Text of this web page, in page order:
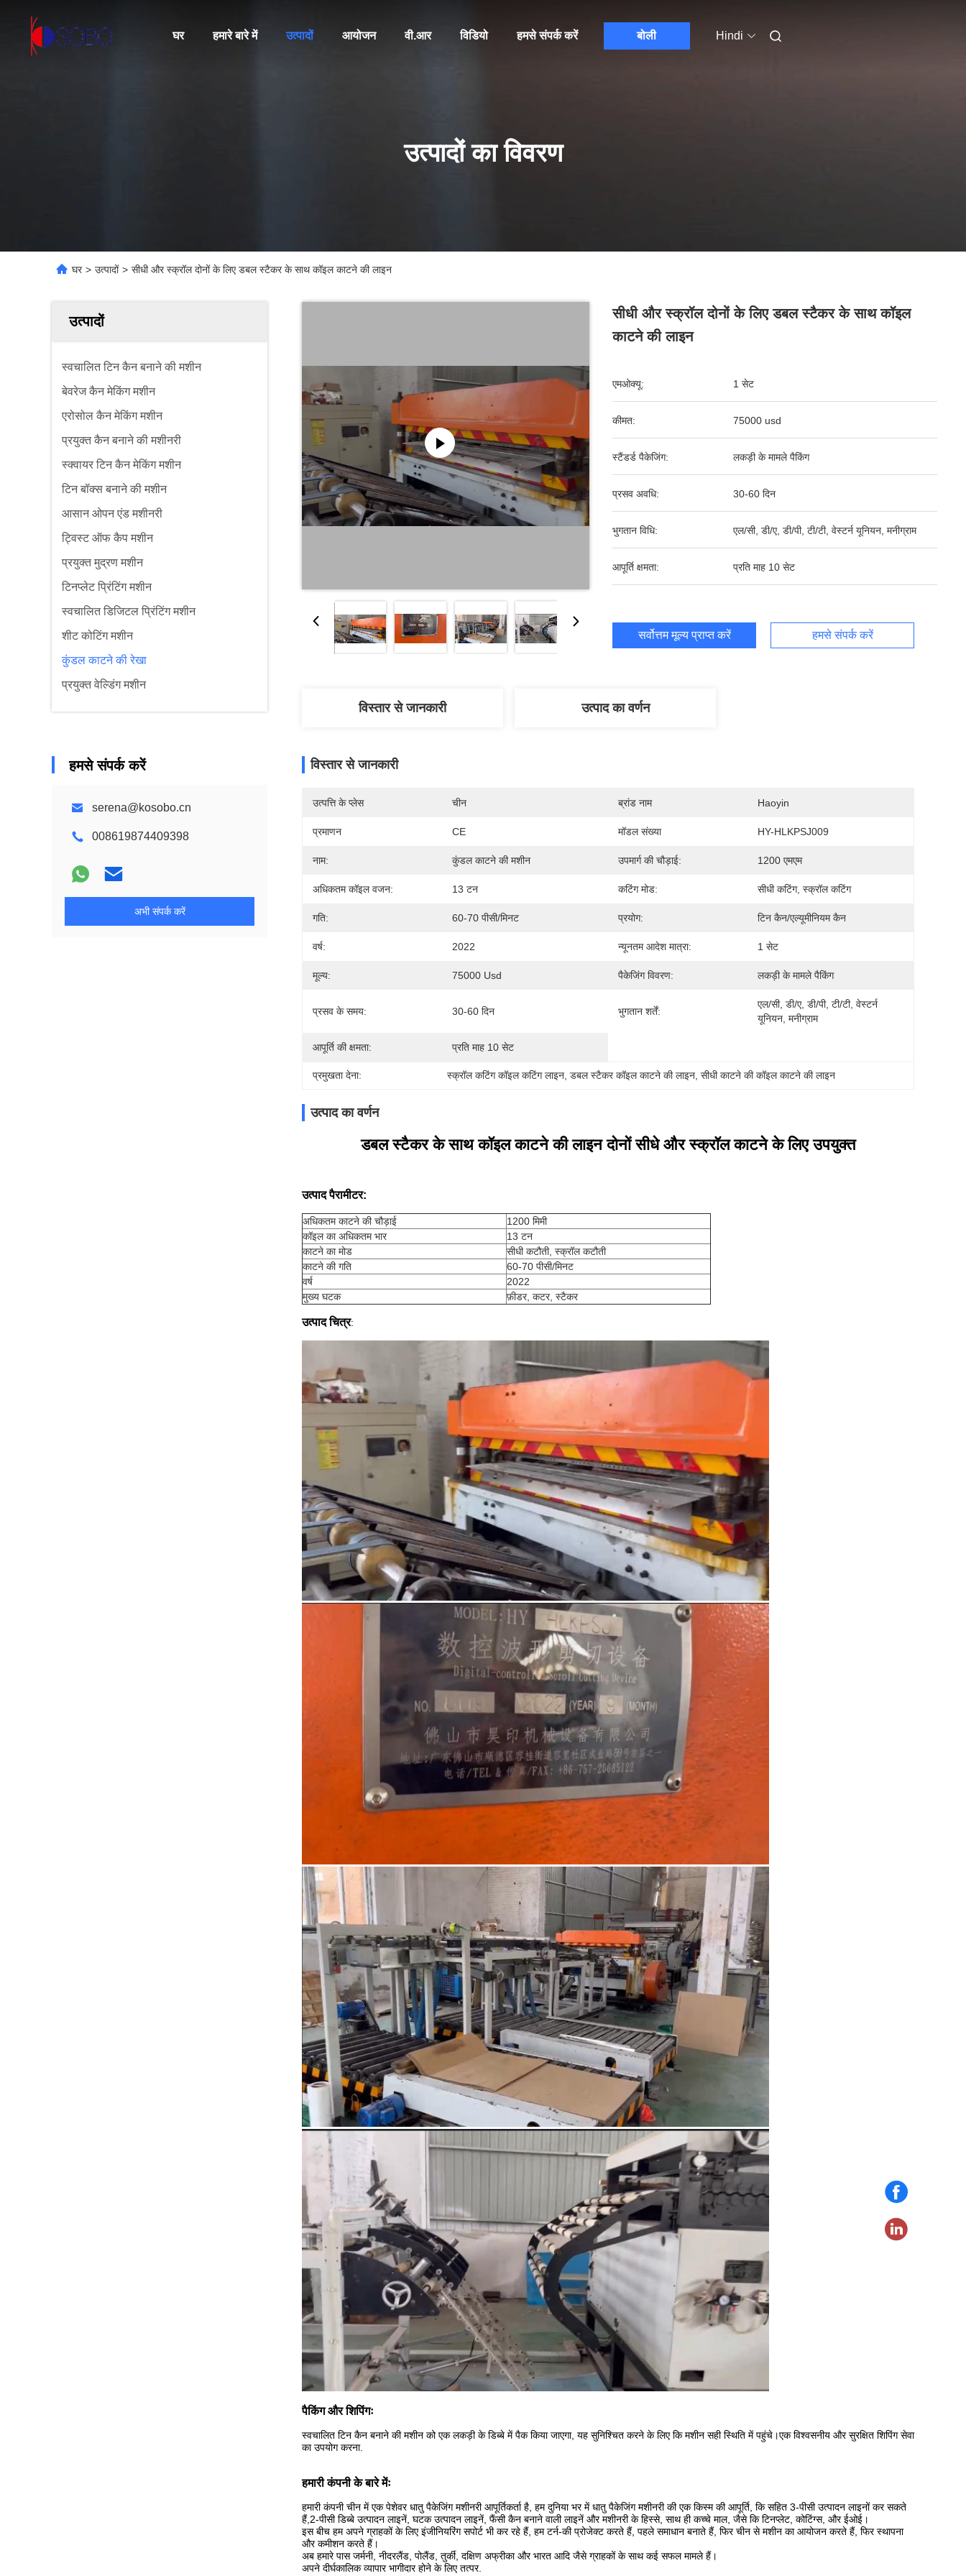
घर हमारे बारे में उत्पादों आयोजन वी.आर विडियो हमसे संपर्क करें बोली Hindi
उत्पादों का विवरण
घर > उत्पादों > सीधी और स्क्रॉल दोनों के लिए डबल स्टैकर के साथ कॉइल काटने की लाइन
उत्पादों
स्वचालित टिन कैन बनाने की मशीन
बेवरेज कैन मेकिंग मशीन
एरोसोल कैन मेकिंग मशीन
प्रयुक्त कैन बनाने की मशीनरी
स्क्वायर टिन कैन मेकिंग मशीन
टिन बॉक्स बनाने की मशीन
आसान ओपन एंड मशीनरी
ट्विस्ट ऑफ कैप मशीन
प्रयुक्त मुद्रण मशीन
टिनप्लेट प्रिंटिंग मशीन
स्वचालित डिजिटल प्रिंटिंग मशीन
शीट कोटिंग मशीन
कुंडल काटने की रेखा
प्रयुक्त वेल्डिंग मशीन
हमसे संपर्क करें
serena@kosobo.cn
008619874409398
अभी संपर्क करें
सीधी और स्क्रॉल दोनों के लिए डबल स्टैकर के साथ कॉइल
काटने की लाइन
एमओक्यू: 1 सेट
कीमत: 75000 usd
स्टैंडर्ड पैकेजिंग: लकड़ी के मामले पैकिंग
प्रसव अवधि: 30-60 दिन
भुगतान विधि: एल/सी, डी/ए, डी/पी, टी/टी, वेस्टर्न यूनियन, मनीग्राम
आपूर्ति क्षमता: प्रति माह 10 सेट
सर्वोत्तम मूल्य प्राप्त करें हमसे संपर्क करें
विस्तार से जानकारी उत्पाद का वर्णन
विस्तार से जानकारी
उत्पत्ति के प्लेस चीन ब्रांड नाम Haoyin
प्रमाणन CE मॉडल संख्या HY-HLKPSJ009
नाम: कुंडल काटने की मशीन उपमार्ग की चौड़ाई: 1200 एमएम
अधिकतम कॉइल वजन: 13 टन कटिंग मोड: सीधी कटिंग, स्क्रॉल कटिंग
गति: 60-70 पीसी/मिनट प्रयोग: टिन कैन/एल्यूमीनियम कैन
वर्ष: 2022 न्यूनतम आदेश मात्रा: 1 सेट
मूल्य: 75000 Usd पैकेजिंग विवरण: लकड़ी के मामले पैकिंग
प्रसव के समय: 30-60 दिन भुगतान शर्तें:
एल/सी, डी/ए, डी/पी, टी/टी, वेस्टर्न
यूनियन, मनीग्राम
आपूर्ति की क्षमता: प्रति माह 10 सेट
प्रमुखता देना: स्क्रॉल कटिंग कॉइल कटिंग लाइन , डबल स्टैकर कॉइल काटने की लाइन , सीधी काटने की कॉइल काटने की लाइन
उत्पाद का वर्णन
डबल स्टैकर के साथ कॉइल काटने की लाइन दोनों सीधे और स्क्रॉल काटने के लिए उपयुक्त
उत्पाद पैरामीटर:
अधिकतम काटने की चौड़ाई
1200 मिमी
कॉइल का अधिकतम भार
13 टन
काटने का मोड
सीधी कटौती, स्क्रॉल कटौती
काटने की गति
60-70 पीसी/मिनट
वर्ष
2022
मुख्य घटक
फ़ीडर, कटर, स्टैकर
उत्पाद चित्र:
पैकिंग और शिपिंगः
स्वचालित टिन कैन बनाने की मशीन को एक लकड़ी के डिब्बे में पैक किया जाएगा, यह सुनिश्चित करने के लिए कि मशीन सही स्थिति में पहुंचे।एक विश्वसनीय और सुरक्षित शिपिंग सेवा
का उपयोग करना.
हमारी कंपनी के बारे मेंः
हमारी कंपनी चीन में एक पेशेवर धातु पैकेजिंग मशीनरी आपूर्तिकर्ता है, हम दुनिया भर में धातु पैकेजिंग मशीनरी की एक किस्म की आपूर्ति, कि सहित 3-पीसी उत्पादन लाइनों कर सकते
हैं,2-पीसी डिब्बे उत्पादन लाइनें, घटक उत्पादन लाइनें, फैंसी कैन बनाने वाली लाइनें और मशीनरी के हिस्से, साथ ही कच्चे माल, जैसे कि टिनप्लेट, कोटिंग्स, और ईओई।
इस बीच हम अपने ग्राहकों के लिए इंजीनियरिंग सपोर्ट भी कर रहे हैं, हम टर्न-की प्रोजेक्ट करते हैं, पहले समाधान बनाते हैं, फिर चीन से मशीन का आयोजन करते हैं, फिर स्थापना
और कमीशन करते हैं।
अब हमारे पास जर्मनी, नीदरलैंड, पोलैंड, तुर्की, दक्षिण अफ्रीका और भारत आदि जैसे ग्राहकों के साथ कई सफल मामले हैं।
अपने दीर्घकालिक व्यापार भागीदार होने के लिए तत्पर.